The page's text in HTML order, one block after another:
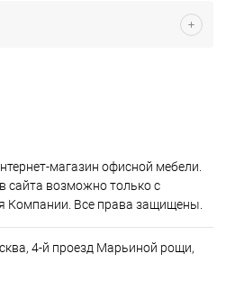
магазин офисной мебели.
сайта возможно только с
Компании. Все права защищены.
4-й проезд Марьиной рощи,